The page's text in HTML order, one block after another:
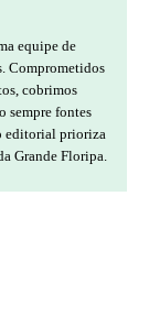
equipe de
Comprometidos
cobrimos
sempre fontes
editorial prioriza
Grande Floripa.